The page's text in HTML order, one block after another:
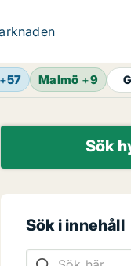
+57 Malmö +9
Sök
Sök i innehåll